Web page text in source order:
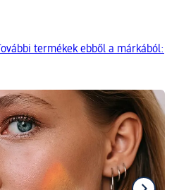
További termékek ebből a márkából: